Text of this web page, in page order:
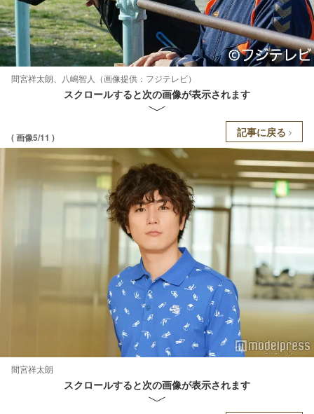
間宮祥太朗、八嶋智人（画像提供：フジテレビ）
スクロールすると次の画像が表示されます
( 画像5/11 ) 記事に戻る
間宮祥太朗
スクロールすると次の画像が表示されます